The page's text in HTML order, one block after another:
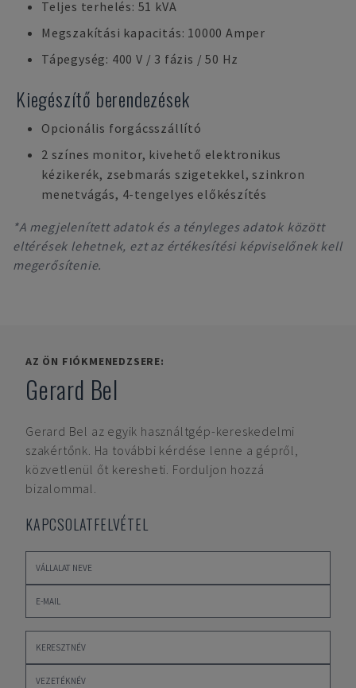
Teljes terhelés: 51 kVA
Megszakítási kapacitás: 10000 Amper
Tápegység: 400 V / 3 fázis / 50 Hz
Kiegészítő berendezések
Opcionális forgácsszállító
2 színes monitor, kivehető elektronikus
kézikerék, zsebmarás szigetekkel, szinkron
menetvágás, 4-tengelyes előkészítés
*A megjelenített adatok és a tényleges adatok között
eltérések lehetnek, ezt az értékesítési képviselőnek kell
megerősítenie.
AZ ÖN FIÓKMENEDZSERE:
Gerard Bel
Gerard Bel az egyik használtgép-kereskedelmi
szakértőnk. Ha további kérdése lenne a gépről,
közvetlenül őt keresheti. Forduljon hozzá
bizalommal.
KAPCSOLATFELVÉTEL